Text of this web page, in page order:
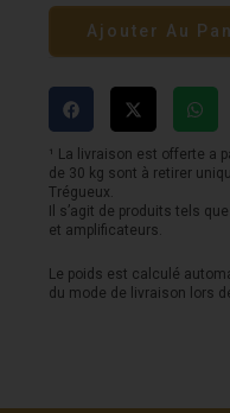
de
Pédale
VOX
Valvenergy
-
Copperhead
Drive
Ajouter Au
¹ La livraison est offerte a
de 30 kg sont à retirer
Trégueux.
Il s’agit de produits tels
et amplificateurs.
Le poids est calculé
du mode de livraison lors